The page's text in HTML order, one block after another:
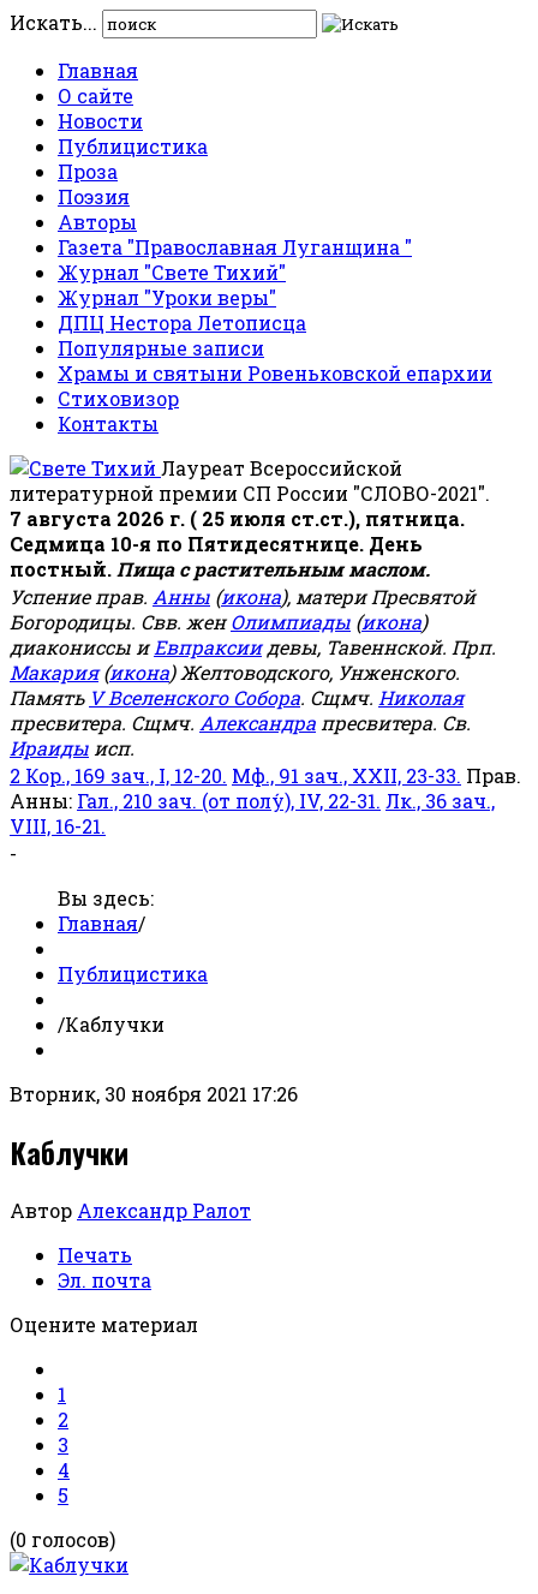
Искать...
Главная
О сайте
Новости
Публицистика
Проза
Поэзия
Авторы
Газета "Православная Луганщина "
Журнал "Свете Тихий"
Журнал "Уроки веры"
ДПЦ Нестора Летописца
Популярные записи
Храмы и святыни Ровеньковской епархии
Стиховизор
Контакты
Лауреат Всероссийской
литературной премии СП России "СЛОВО-2021".
7 августа 2026 г. ( 25 июля ст.ст.), пятница.
Седмица 10-я по Пятидесятнице. День
постный. Пища с растительным маслом.
Успение прав. Анны (икона), матери Пресвятой
Богородицы. Свв. женОлимпиады (икона)
диакониссы иЕвпраксиидевы, Тавеннской. Прп.
Макария(икона) Желтоводского, Унженского.
Память V Вселенского Собора. Сщмч. Николая
пресвитера. Сщмч. Александра пресвитера. Св.
Ираиды исп.
2 Кор., 169 зач., I, 12-20. Мф., 91 зач., XXII, 23-33. Прав.
Анны: Гал., 210 зач. (от полу́), IV, 22-31. Лк., 36 зач.,
VIII, 16-21.
-
Вы здесь:
Главная/
Публицистика
/Каблучки
Вторник, 30 ноября 2021 17:26
Каблучки
Автор Александр Ралот
Печать
Эл. почта
Оцените материал
1
2
3
4
5
(0 голосов)